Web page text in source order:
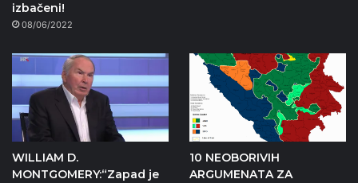
izbačeni!
08/06/2022
WILLIAM D.
MONTGOMERY:“Zapad je
10 NEOBORIVIH
ARGUMENATA ZA